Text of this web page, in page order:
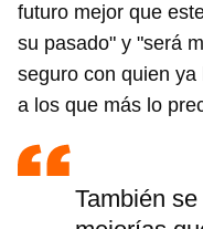
futuro mejor que
su pasado" y "será
seguro con quien
a los que más lo
También